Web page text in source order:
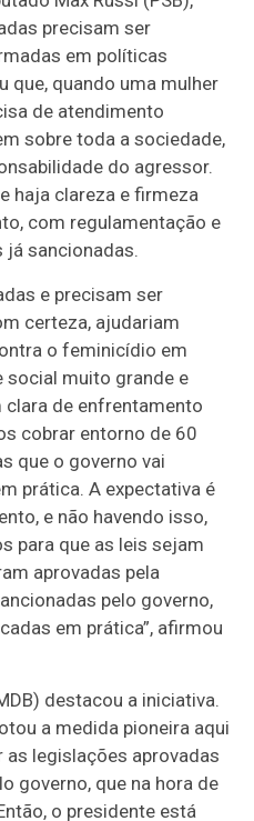
precisam ser
em políticas
que, quando uma mulher
de atendimento
sobre toda a sociedade,
do agressor.
haja clareza e firmeza
com regulamentação e
sancionadas.
e precisam ser
certeza, ajudariam
o feminicídio em
social muito grande e
de enfrentamento
cobrar entorno de 60
que o governo vai
prática. A expectativa é
e não havendo isso,
para que as leis sejam
aprovadas pela
pelo governo,
em prática”, afirmou
destacou a iniciativa.
a medida pioneira aqui
as legislações aprovadas
governo, que na hora de
o presidente está